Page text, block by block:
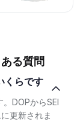
る質問
DOPからSEI
更新されま